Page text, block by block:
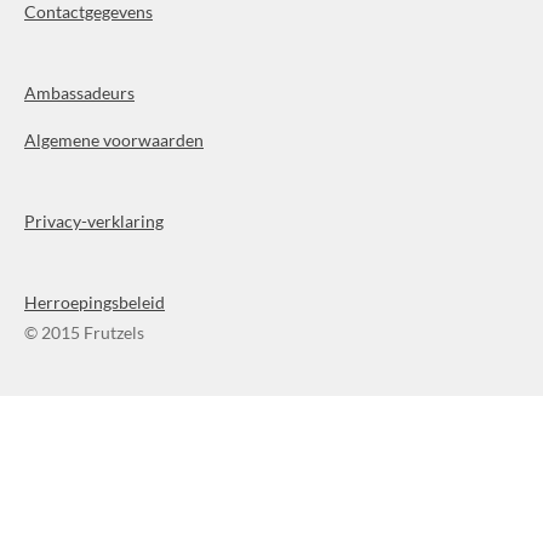
Contactgegevens
Ambassadeurs
Algemene voorwaarden
Privacy-verklaring
Herroepingsbeleid
© 2015 Frutzels